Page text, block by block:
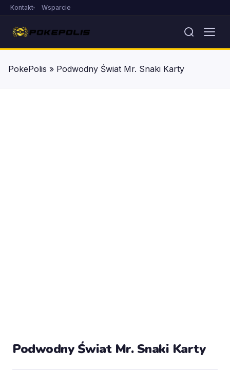
Kontakt Wsparcie
PokePolis » Podwodny Świat Mr. Snaki Karty
Podwodny Świat Mr. Snaki Karty